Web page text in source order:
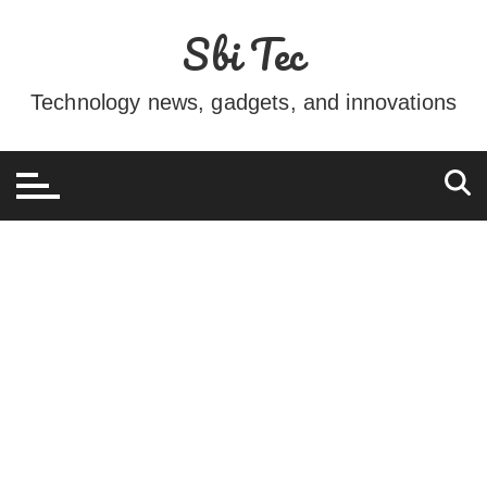
conteúdo
Sbi Tec
Technology news, gadgets, and innovations